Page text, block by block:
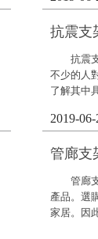
抗震支
抗震支
不少的人
了解其中
2019-06-
管廊支
管廊支
產品。選
家居。因